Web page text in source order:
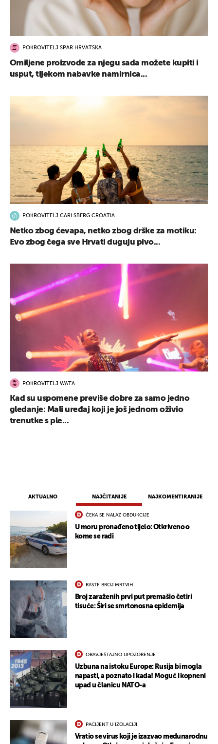
AKTUALNO NAJČITANIJE NAJKOMENTIRANIJE
ČEKA SE NALAZ OBDUKCIJE
U moru pronađeno tijelo: Otkriveno o
kome se radi
RASTE BROJ MRTVIH
Broj zaraženih prvi put premašio četiri
tisuće: Širi se smrtonosna epidemija
OBAVJEŠTAJNO UPOZORENJE
Uzbuna na istoku Europe: Rusija bi mogla
napasti, a poznato i kada! Moguć i kopneni
upad u članicu NATO-a
PACIJENT U IZOLACIJI
Vratio se virus koji je izazvao međunarodnu
POKROVITELJ SPAR HRVATSKA
Omiljene proizvode za njegu sada možete kupiti i
usput, tijekom nabavke namirnica...
POKROVITELJ CARLSBERG CROATIA
Netko zbog ćevapa, netko zbog drške za motiku:
Evo zbog čega sve Hrvati duguju pivo...
POKROVITELJ WATA
Kad su uspomene previše dobre za samo jedno
gledanje: Mali uređaj koji je još jednom oživio
trenutke s ple...